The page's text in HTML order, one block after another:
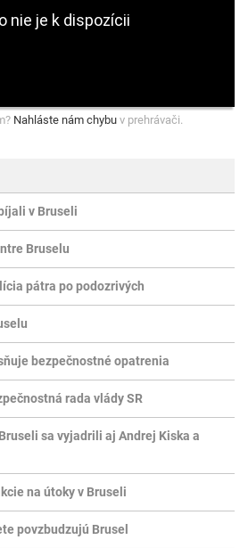
Nahláste nám chybu v prehrávači.
v Bruseli
Bruselu
pátra po podozrivých
bezpečnostné opatrenia
rada vlády SR
sa vyjadrili aj Andrej Kiska a
na útoky v Bruseli
povzbudzujú Brusel